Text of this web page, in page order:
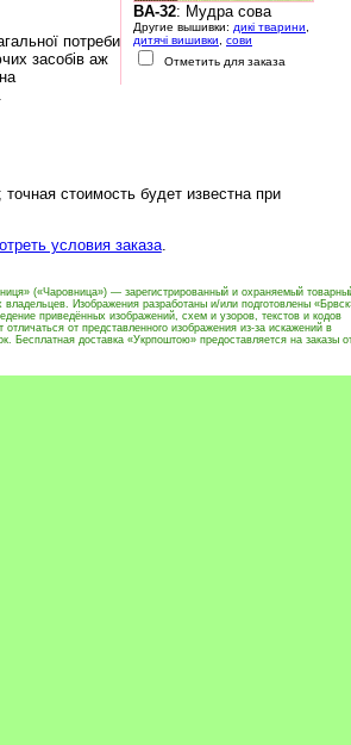
BA-32: Мудра сова
Другие вышивки: дикі тварини
дитячі вишивки
сови
Отметить для заказа
потреби
засобів аж
стоимость будет известна при
условия заказа.
(«Чаровница») — зарегистрированный и охраняемый
Изображения разработаны и/или подготовлены
приведённых изображений, схем и узоров, текстов и кодов
от представленного изображения из-за искажений в
Бесплатная доставка «Укрпоштою» предоставляется на заказы